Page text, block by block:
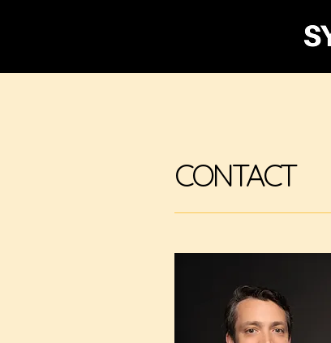
CONTACT